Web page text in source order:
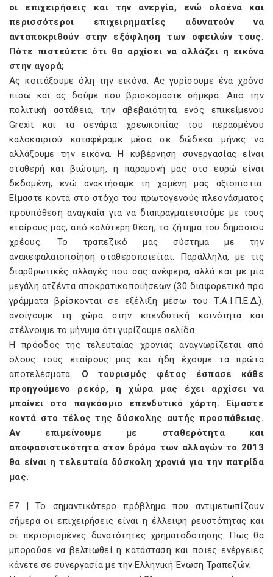
οι επιχειρήσεις και την ανεργία, ενώ ολοένα και
περισσότεροι επιχειρηματίες αδυνατούν να
ανταποκριθούν στην εξόφληση των οφειλών τους.
Πότε πιστεύετε ότι θα αρχίσει να αλλάζει η εικόνα
στην αγορά;
Ας κοιτάξουμε όλη την εικόνα. Ας γυρίσουμε ένα χρόνο
πίσω και ας δούμε που βρισκόμαστε σήμερα. Από την
πολιτική αστάθεια, την αβεβαιότητα ενός επικείμενου
Grexit και τα σενάρια χρεωκοπίας του περασμένου
καλοκαιριού καταφέραμε μέσα σε δώδεκα μήνες να
αλλάξουμε την εικόνα. Η κυβέρνηση συνεργασίας είναι
σταθερή και βιώσιμη, η παραμονή μας στο ευρώ είναι
δεδομένη, ενώ ανακτήσαμε τη χαμένη μας αξιοπιστία.
Είμαστε κοντά στο στόχο του πρωτογενούς πλεονάσματος
προϋπόθεση αναγκαία για να διαπραγματευτούμε με τους
εταίρους μας, από καλύτερη θέση, το ζήτημα του δημόσιου
χρέους. Το τραπεζικό μας σύστημα με την
ανακεφαλαιοποίηση σταθεροποιείται. Παράλληλα, με τις
διαρθρωτικές αλλαγές που σας ανέφερα, αλλά και με μία
μεγάλη ατζέντα αποκρατικοποιήσεων (30 διαφορετικά προ
γράμματα βρίσκονται σε εξέλιξη μέσω του Τ.Α.Ι.Π.Ε.Δ.),
ανοίγουμε τη χώρα στην επενδυτική κοινότητα και
στέλνουμε το μήνυμα ότι γυρίζουμε σελίδα.
Η πρόοδος της τελευταίας χρονιάς αναγνωρίζεται από
όλους τους εταίρους μας και ήδη έχουμε τα πρώτα
αποτελέσματα.
Ο τουρισμός φέτος έσπασε κάθε
προηγούμενο ρεκόρ, η χώρα μας έχει αρχίσει να
μπαίνει στο παγκόσμιο επενδυτικό χάρτη. Είμαστε
κοντά στο τέλος της δύσκολης αυτής προσπάθειας.
Αν επιμείνουμε με σταθερότητα και
αποφασιστικότητα στον δρόμο των αλλαγών το 2013
θα είναι η τελευταία δύσκολη χρονιά για την πατρίδα
μας.
E7 | Το σημαντικότερο πρόβλημα που αντιμετωπίζουν
σήμερα οι επιχειρήσεις είναι η έλλειψη ρευστότητας και
οι περιορισμένες δυνατότητες χρηματοδότησης. Πως θα
μπορούσε να βελτιωθεί η κατάσταση και ποιες ενέργειες
κάνετε σε συνεργασία με την Ελληνική Ένωση Τραπεζών;